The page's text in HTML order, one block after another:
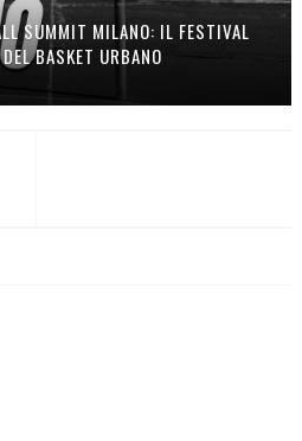
SUMMIT MILANO: IL FESTIVAL
BASKET URBANO